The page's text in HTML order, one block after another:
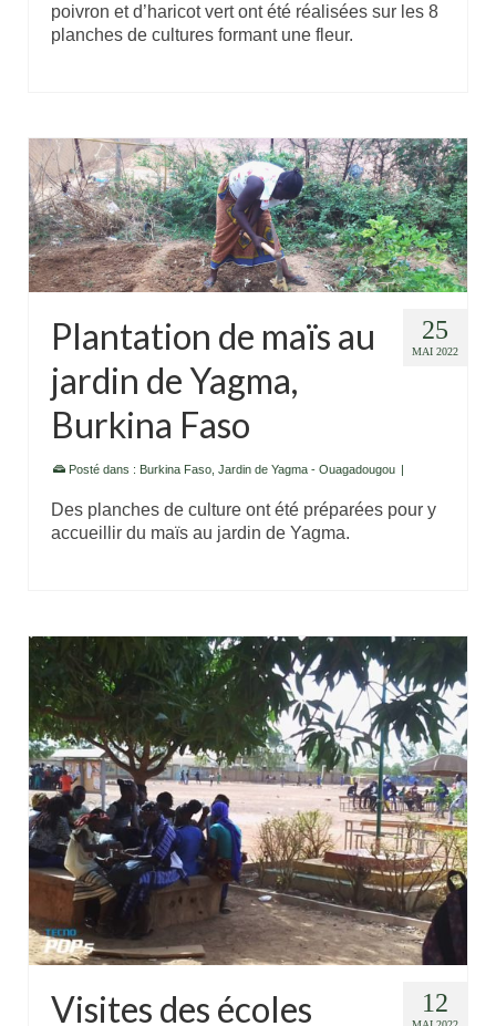
poivron et d’haricot vert ont été réalisées sur les 8
planches de cultures formant une fleur.
25
MAI 2022
Plantation de maïs au
jardin de Yagma,
Burkina Faso
Posté dans : Burkina Faso Jardin de Yagma - Ouagadougou
Des planches de culture ont été préparées pour y
accueillir du maïs au jardin de Yagma.
12
Visites des écoles